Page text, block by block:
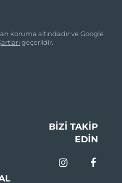
koruma altındadır ve Google
geçerlidir.
BIZI TAKIP
EDIN